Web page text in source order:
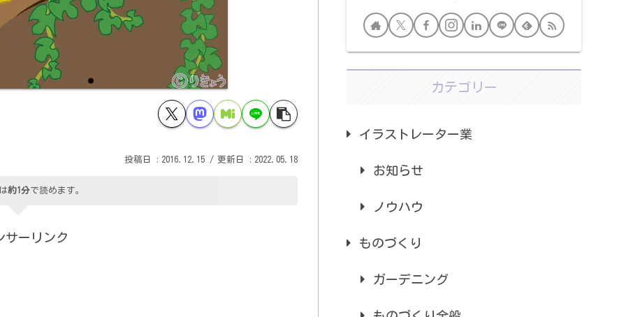
2016.12.15 2022.05.18
約1分で読めます。
サーリンク
カテゴリー
イラストレーター業
お知らせ
ノウハウ
ものづくり
ガーデニング